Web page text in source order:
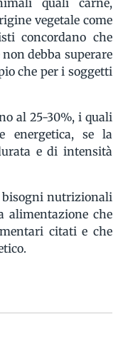
quali carne,
vegetale come
concordano che
debba superare
che per i soggetti
al 25-30%, i quali
energetica, se la
e di intensità
bisogni nutrizionali
alimentazione che
citati e che